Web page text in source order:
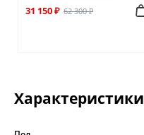
31 150 ₽ 62 300 ₽
Характеристики